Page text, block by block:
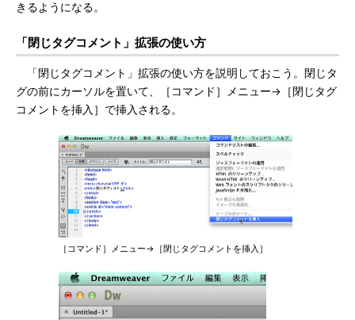
きるようになる。
「閉じタグコメント」拡張の使い方
「閉じタグコメント」拡張の使い方を説明しておこう。閉じタ
グの前にカーソルを置いて、［コマンド］メニュー→［閉じタグ
コメントを挿入］で挿入される。
［コマンド］メニュー→［閉じタグコメントを挿入］